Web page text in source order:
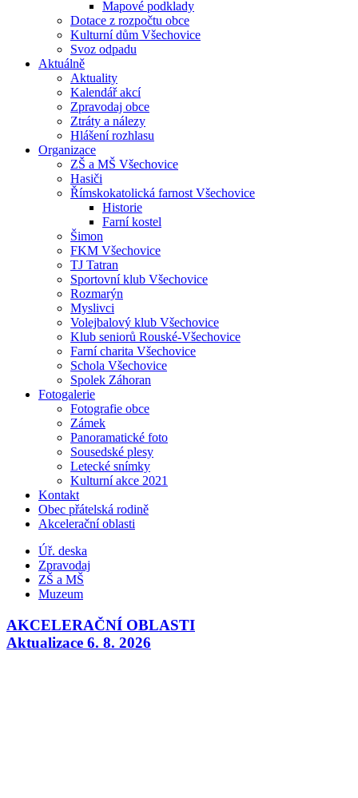
Mapové podklady
Dotace z rozpočtu obce
Kulturní dům Všechovice
Svoz odpadu
Aktuálně
Aktuality
Kalendář akcí
Zpravodaj obce
Ztráty a nálezy
Hlášení rozhlasu
Organizace
ZŠ a MŠ Všechovice
Hasiči
Římskokatolická farnost Všechovice
Historie
Farní kostel
Šimon
FKM Všechovice
TJ Tatran
Sportovní klub Všechovice
Rozmarýn
Myslivci
Volejbalový klub Všechovice
Klub seniorů Rouské-Všechovice
Farní charita Všechovice
Schola Všechovice
Spolek Záhoran
Fotogalerie
Fotografie obce
Zámek
Panoramatické foto
Sousedské plesy
Letecké snímky
Kulturní akce 2021
Kontakt
Obec přátelská rodině
Akcelerační oblasti
Úř. deska
Zpravodaj
ZŠ a MŠ
Muzeum
AKCELERAČNÍ OBLASTI
Aktualizace 6. 8. 2026